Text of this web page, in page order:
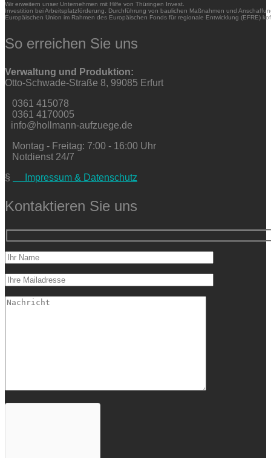
Wir erweitern unser Unternehmen mit Hilfe von Thüringen Invest.
Investition bei Arbeitsplatzförderung. Durchführung von baulichen Maßnahmen und
Europäischen Union im Rahmen des Europäischen Fonds für regionale Entwicklung (EFRE)
So erreichen Sie uns
Verwaltung und Produktion:
Otto-Schwade-Straße 8, 99085 Erfurt
0361 415078
0361 4170005
info@hollmann-aufzuege.de
Montag - Freitag: 7:00 - 16:00 Uhr
Notdienst 24/7
§
Impressum & Datenschutz
Kontaktieren Sie uns